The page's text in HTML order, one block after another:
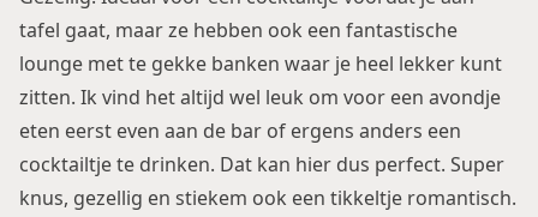
tafel gaat, maar ze hebben ook een fantastische
lounge met te gekke banken waar je heel lekker kunt
zitten. Ik vind het altijd wel leuk om voor een avondje
eten eerst even aan de bar of ergens anders een
cocktailtje te drinken. Dat kan hier dus perfect. Super
knus, gezellig en stiekem ook een tikkeltje romantisch.